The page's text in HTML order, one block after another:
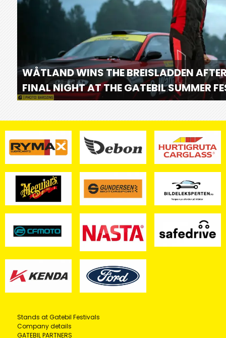
WÅTLAND WINS THE BREISLADDEN
FINAL NIGHT AT THE GATEBIL SUMMER
Stands at Gatebil Festivals
Company details
GATEBIL PARTNERS